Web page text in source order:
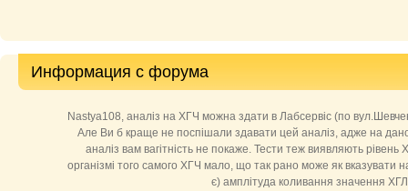
Информация с форума
Nastya108, аналіз на ХГЧ можна здати в Лабсервіс (по
Але Ви б краще не поспішали здавати цей аналіз, адже на
аналіз вам вагітність не покаже. Тести теж виявляють
організмі того самого ХГЧ мало, що так рано може як вказувати на
є) амплітуда коливання значення